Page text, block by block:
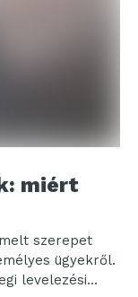
miért
szerepet
ügyekről.
levelezési...